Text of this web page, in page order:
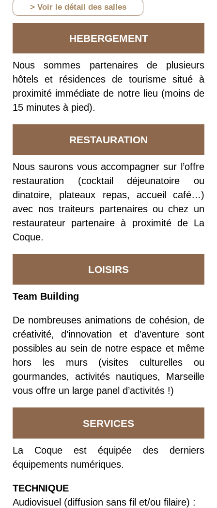
> Voir le détail des salles
HEBERGEMENT
Nous sommes partenaires de plusieurs
hôtels et résidences de tourisme situé à
proximité immédiate de notre lieu (moins de
15 minutes à pied).
RESTAURATION
Nous saurons vous accompagner sur l’offre
restauration (cocktail déjeunatoire ou
dinatoire, plateaux repas, accueil café…)
avec nos traiteurs partenaires ou chez un
restaurateur partenaire à proximité de La
Coque.
LOISIRS
Team Building
De nombreuses animations de cohésion, de
créativité, d’innovation et d’aventure sont
possibles au sein de notre espace et même
hors les murs (visites culturelles ou
gourmandes, activités nautiques, Marseille
vous offre un large panel d’activités !)
SERVICES
La Coque est équipée des derniers
équipements numériques.
TECHNIQUE
Audiovisuel (diffusion sans fil et/ou filaire) :